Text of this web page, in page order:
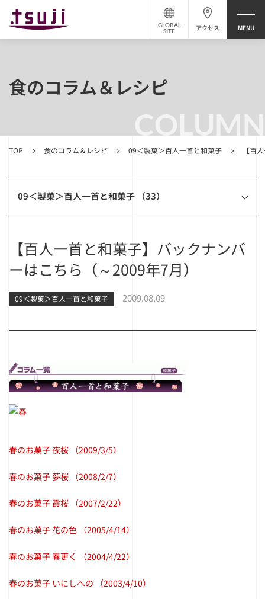
アクセス
GLOBAL
SITE
COLUMN
TOP 食のコラム＆レシピ 09＜製菓＞百人一首と和菓子 【百
食のコラム＆レシピ
09＜製菓＞百人一首と和菓子 （33）
【百人一首と和菓子】バックナンバ
ーはこちら（～2009年7月）
09＜製菓＞百人一首と和菓子 2009.08.09
春のお菓子 夜桜 （2009/3/5）
春のお菓子 夢桜 （2008/2/7）
春のお菓子 霞桜 （2007/2/22）
春のお菓子 花の色 （2005/4/14）
春のお菓子 春更く （2004/4/22）
春のお菓子 いにしへの （2003/4/10）